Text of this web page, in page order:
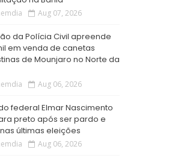
Aug 07, 2026
da Polícia Civil apreende
em venda de canetas
de Mounjaro no Norte da
Aug 06, 2026
federal Elmar Nascimento
preto após ser pardo e
últimas eleições
Aug 06, 2026